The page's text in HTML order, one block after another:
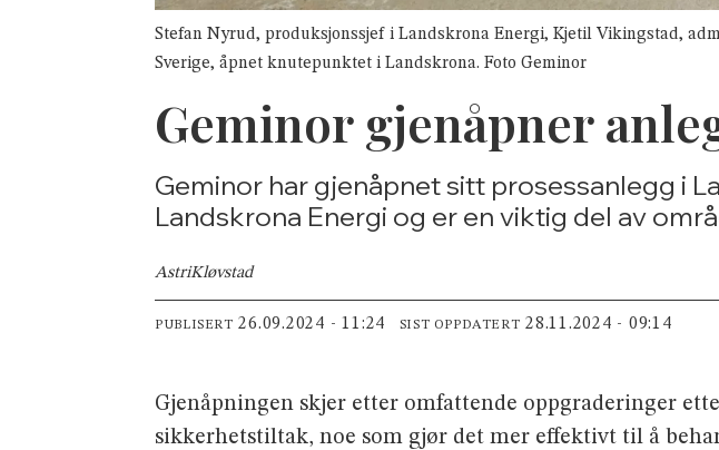
Stefan Nyrud, produksjonssjef i Landskrona Energi, Kjetil Vikingstad,
Sverige, åpnet knutepunktet i Landskrona. Foto Geminor
Geminor gjenåpner
Geminor har gjenåpnet sitt prosessanlegg i
Landskrona Energi og er en viktig del av
AstriKløvstad
PUBLISERT 26.09.2024 - 11:24 SIST OPPDATERT 28.11.2024 - 09:14
Gjenåpningen skjer etter omfattende oppgraderinger
sikkerhetstiltak, noe som gjør det mer effektivt til å